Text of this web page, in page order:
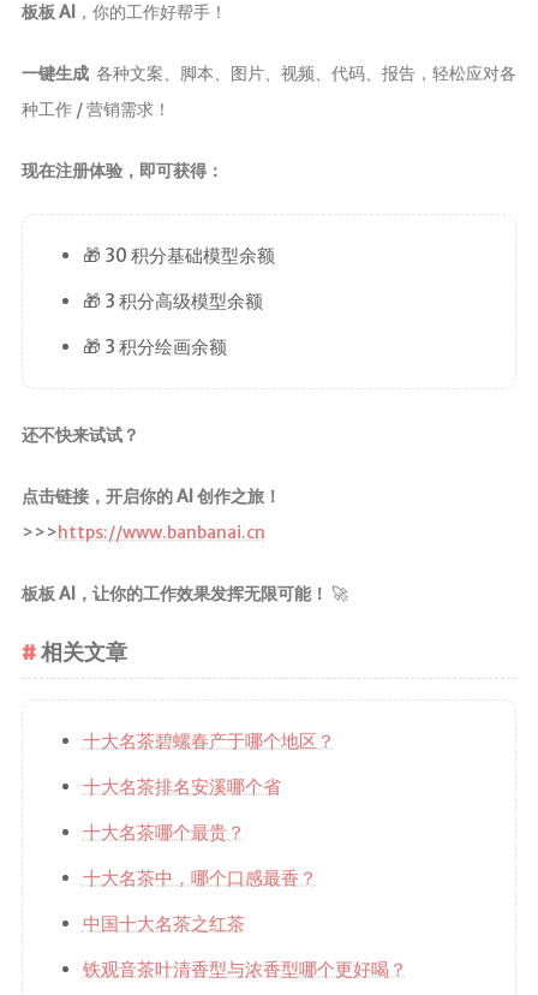
板板 AI ，你的工作好帮手！
一键生成 各种文案、脚本、图片、视频、代码、报告，轻松应对各
种工作 / 营销需求！
现在注册体验，即可获得：
🎁 30 积分基础模型余额
🎁 3 积分高级模型余额
🎁 3 积分绘画余额
还不快来试试？
点击链接，开启你的 AI 创作之旅！
>>>https://www.banbanai.cn
板板 AI，让你的工作效果发挥无限可能！ 🚀
相关文章
十大名茶碧螺春产于哪个地区？
十大名茶排名安溪哪个省
十大名茶哪个最贵？
十大名茶中，哪个口感最香？
中国十大名茶之红茶
铁观音茶叶清香型与浓香型哪个更好喝？